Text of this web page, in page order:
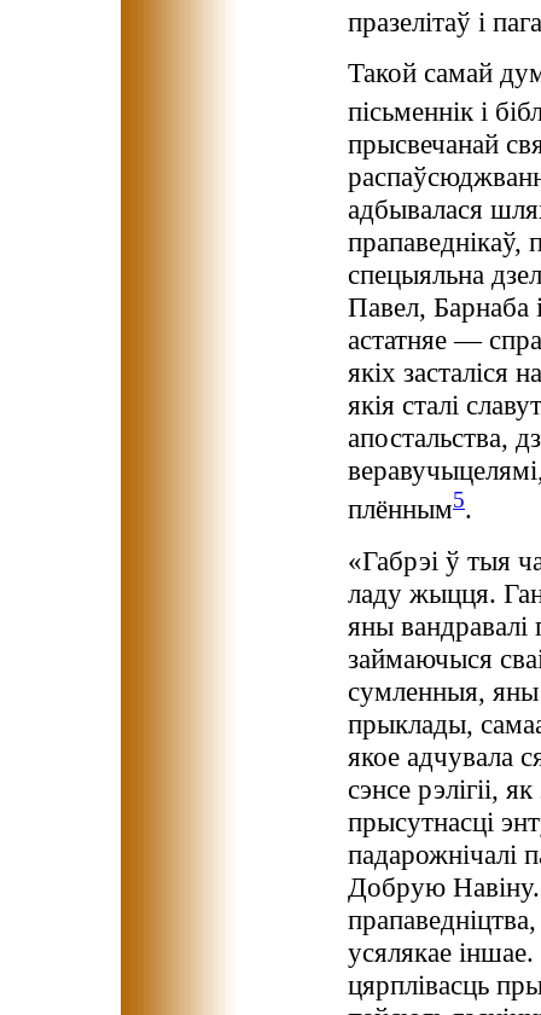
празелітаў і
Такой самай
пісьменнік і
прысвечанай
адбывалася
прапаведнікаў,
спецыяльна
Павел, Барнаба
астатняе —
якіх
якія сталі
апостальства,
плённым5.
«Габрэі ў тыя
ладу жыцця.
яны вандравалі
займаючыся
сумленныя, яны
прыклады,
якое адчувала
сэнсе рэлігіі,
прысутнасці
падарожнічалі
Добрую Навіну.
усялякае
цярплівасць